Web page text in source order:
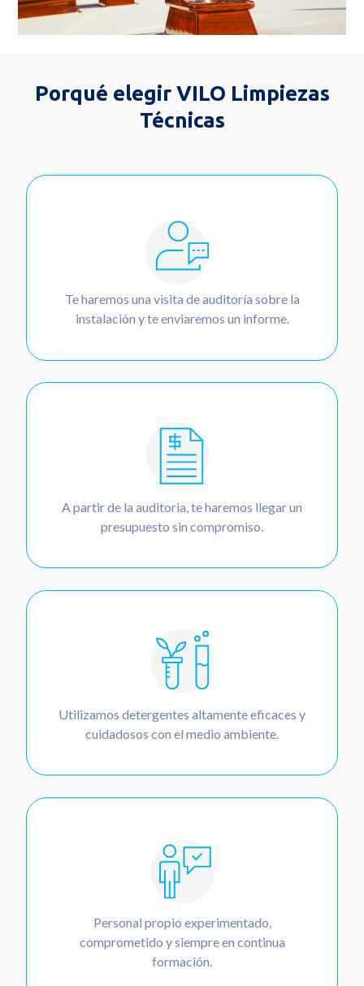
Porqué elegir VILO Limpiezas
Técnicas
Te haremos una visita de auditoría sobre la
instalación y te enviaremos un informe.
A partir de la auditoria, te haremos llegar un
presupuesto sin compromiso.
Utilizamos detergentes altamente eficaces y
cuidadosos con el medio ambiente.
Personal propio experimentado,
comprometido y siempre en continua
formación.